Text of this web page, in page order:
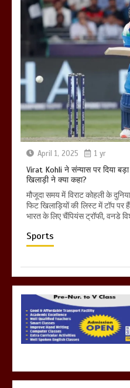
April 1, 2025 1 yr
Virat Kohli ने संन्यास पर दिया
खिलाड़ी ने क्या कहा?
मौजूदा समय में विराट कोहली के
फिट खिलाड़ियों की लिस्ट में टॉप
भारत के लिए चैंपियंस ट्रॉफी, वनडे
Sports